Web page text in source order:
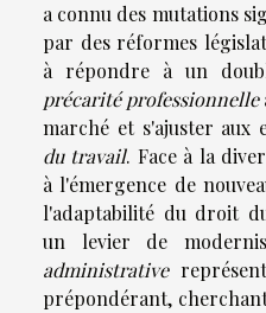
a connu des mutations
par des réformes
à répondre à un
précarité professionnelle
marché et s'ajuster aux
du travail. Face à la
à l'émergence de
l'adaptabilité du droit
un levier de
administrative
prépondérant,